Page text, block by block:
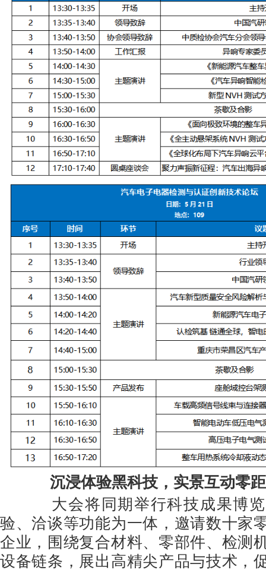
沉浸体验黑科技，实景互动零
大会将同期举行科技成果博览
验、洽谈等功能为一体，邀请数十家
企业，围绕复合材料、零部件、检测
设备链条，展出高精尖产品与技术，